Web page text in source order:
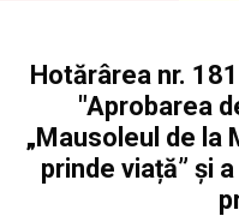
Hotărârea nr.
"Aprobarea
„Mausoleul de la
prinde viață” și